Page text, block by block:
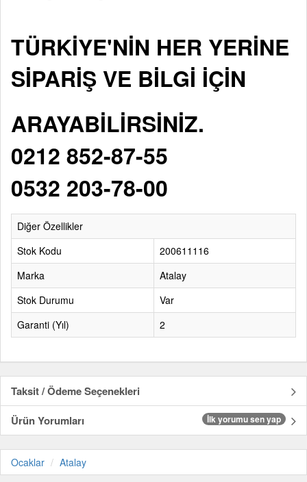
TÜRKİYE'NİN HER YERİNE
SİPARİŞ VE BİLGİ İÇİN
ARAYABİLİRSİNİZ.
0212 852-87-55
0532 203-78-00
Diğer Özellikler
Stok Kodu
200611116
Marka
Atalay
Stok Durumu
Var
Garanti (Yıl)
2
Taksit / Ödeme Seçenekleri
Ürün Yorumları
İlk yorumu sen yap
Ocaklar Atalay